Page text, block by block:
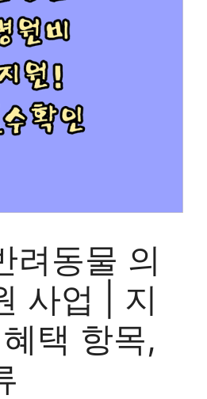
려동물 의
사업 | 지
택 항목,